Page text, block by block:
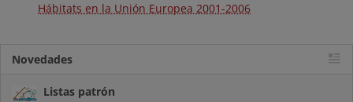
Hábitats en la Unión Europea 2001-2006
Novedades
Listas patrón